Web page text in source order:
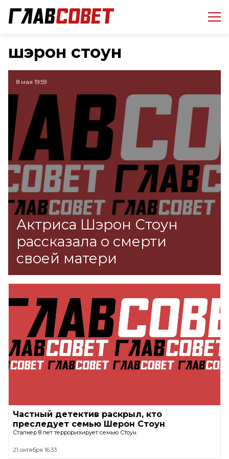
шэрон стоун
8 мая 19:59
Актриса Шэрон Стоун
рассказала о смерти
своей матери
Частный детектив раскрыл, кто
преследует семью Шерон Стоун
Сталкер 8 лет терроризирует семью Стоун.
21 октября 16:33